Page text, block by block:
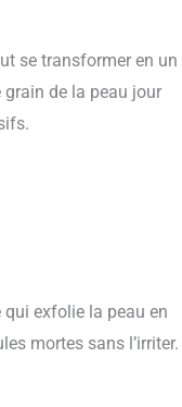
se transformer en un
de la peau jour
exfolie la peau en
mortes sans l’irriter.